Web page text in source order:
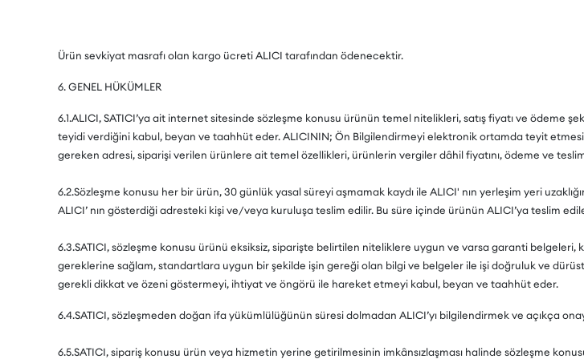
Ürün sevkiyat masrafı olan kargo ücreti ALICI tarafından ödenecektir.
6. GENEL HÜKÜMLER
6.1.ALICI, SATICI’ya ait internet sitesinde sözleşme konusu ürünün temel nitelikleri, satış fiyatı ve
teyidi verdiğini kabul, beyan ve taahhüt eder. ALICININ; Ön Bilgilendirmeyi elektronik ortamda teyit
gereken adresi, siparişi verilen ürünlere ait temel özellikleri, ürünlerin vergiler dâhil fiyatını, ödeme ve
6.2.Sözleşme konusu her bir ürün, 30 günlük yasal süreyi aşmamak kaydı ile ALICI' nın yerleşim yeri
ALICI’ nın gösterdiği adresteki kişi ve/veya kuruluşa teslim edilir. Bu süre içinde ürünün ALICI’ya teslim
6.3.SATICI, sözleşme konusu ürünü eksiksiz, siparişte belirtilen niteliklere uygun ve varsa garanti belgeleri,
gereklerine sağlam, standartlara uygun bir şekilde işin gereği olan bilgi ve belgeler ile işi doğruluk ve
gerekli dikkat ve özeni göstermeyi, ihtiyat ve öngörü ile hareket etmeyi kabul, beyan ve taahhüt eder.
6.4.SATICI, sözleşmeden doğan ifa yükümlülüğünün süresi dolmadan ALICI’yı bilgilendirmek ve açıkça
6.5.SATICI, sipariş konusu ürün veya hizmetin yerine getirilmesinin imkânsızlaşması halinde sözleşme